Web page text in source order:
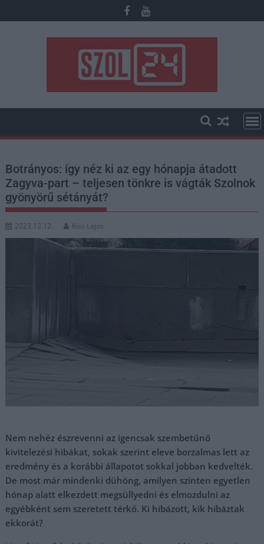
to
Botrányos: így néz ki az egy hónapja átadott
Zagyva-part – teljesen tönkre is vágták Szolnok
gyönyörű sétányát?
2023.12.12. Kiss Lajos
Nem nehéz észrevenni az igencsak szembetűnő
kivitelezési hibákat, sokak szerint eleve borzalmas lett az
eredmény és a korábbi állapotot sokkal jobban kedvelték.
De most már mindenki dühöng, amilyen szinten egyetlen
hónap alatt elkezdett megsüllyedni és elmozdulni az
egyébként sem szeretett térkő. Ki hibázott, kik hibáztak
ekkorát?